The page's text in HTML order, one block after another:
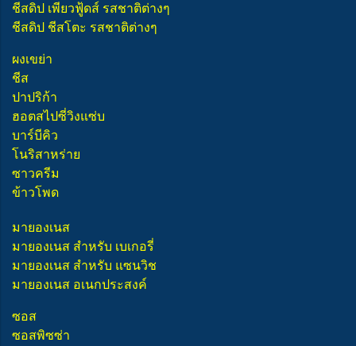
ชีสดิป เพียวฟู้ดส์ รสชาติต่างๆ
ชีสดิป ชีสโตะ รสชาติต่างๆ
ผงเขย่า
ชีส
ปาปริก้า
ฮอตสไปซี่วิงแซ่บ
บาร์บีคิว
โนริสาหร่าย
ซาวครีม
ข้าวโพด
มายองเนส
มายองเนส สำหรับ เบเกอรี่
มายองเนส สำหรับ แซนวิช
มายองเนส อเนกประสงค์
ซอส
ซอสพิซซ่า